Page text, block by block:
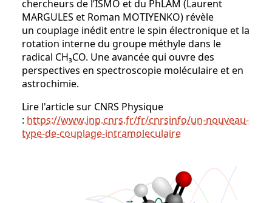
chercheurs de l’ISMO et du PhLAM (Laurent
MARGULES et Roman MOTIYENKO) révèle
un couplage inédit entre le spin électronique et la
rotation interne du groupe méthyle dans le
radical CH₃CO. Une avancée qui ouvre des
perspectives en spectroscopie moléculaire et en
astrochimie.
Lire l'article sur CNRS Physique
: https://www.inp.cnrs.fr/fr/cnrsinfo/un-nouveau-
type-de-couplage-intramoleculaire